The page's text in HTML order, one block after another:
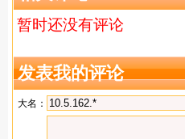
暂时还没有评论
发表我的评论
大名：